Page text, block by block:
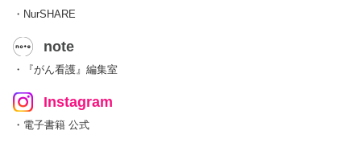
・NurSHARE
note
・『がん看護』編集室
Instagram
・電子書籍 公式